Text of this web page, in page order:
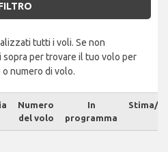
tutti i voli. Se non
sopra per trovare il tuo volo per
numero di volo.
Numero
del volo
In
programma
Stima/